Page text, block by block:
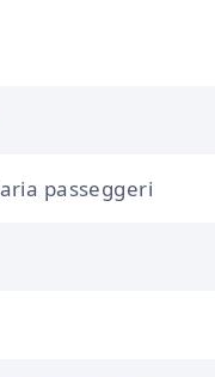
passeggeri